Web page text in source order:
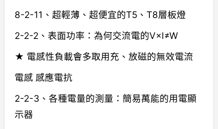
8-2-11、超輕薄、超便宜的T5、T8層板燈
2-2-2、表面功率：為何交流電的V×I≠W
★ 電感性負載會多取用充、放磁的無效電流
電感 感應電抗
2-2-3、各種電量的測量：簡易萬能的用電顯
示器